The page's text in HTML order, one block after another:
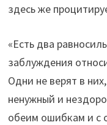
здесь же
«Есть два
заблуждения
Одни не верят в
ненужный и
обеим ошибкам и с